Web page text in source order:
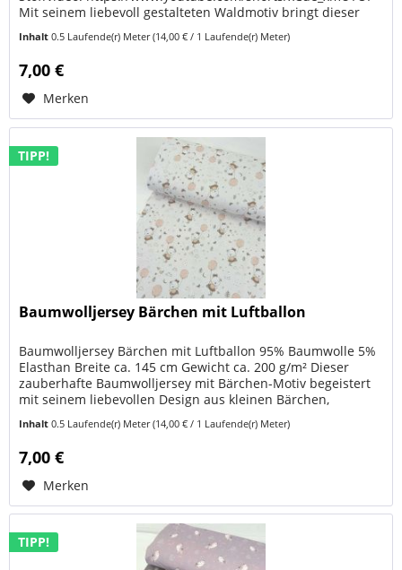
Mit seinem liebevoll gestalteten Waldmotiv bringt dieser
Inhalt0.5 Laufende(r) Meter(14,00 € / 1 Laufende(r) Meter)
7,00 €
Merken
TIPP!
Baumwolljersey Bärchen mit Luftballon
Baumwolljersey Bärchen mit Luftballon 95% Baumwolle 5%
Elasthan Breite ca. 145 cm Gewicht ca. 200 g/m² Dieser
zauberhafte Baumwolljersey mit Bärchen-Motiv begeistert
mit seinem liebevollen Design aus kleinen Bärchen,
Inhalt0.5 Laufende(r) Meter(14,00 € / 1 Laufende(r) Meter)
7,00 €
Merken
TIPP!